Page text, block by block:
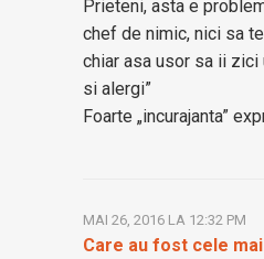
Prieteni, asta e
chef de nimic, nici sa
chiar asa usor sa ii zici
si alergi”
Foarte „incurajanta”
Care au fost cele
MAI 26, 2016 LA 12:32 PM